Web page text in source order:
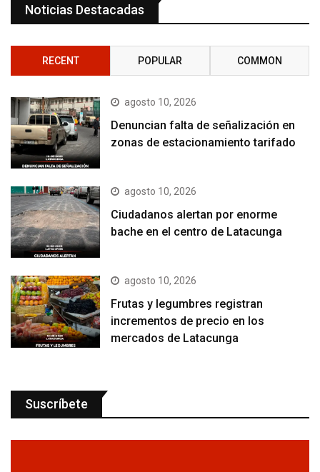
Noticias Destacadas
RECENT POPULAR COMMON
agosto 10, 2026
Denuncian falta de señalización en
zonas de estacionamiento tarifado
agosto 10, 2026
Ciudadanos alertan por enorme
bache en el centro de Latacunga
agosto 10, 2026
Frutas y legumbres registran
incrementos de precio en los
mercados de Latacunga
Suscríbete